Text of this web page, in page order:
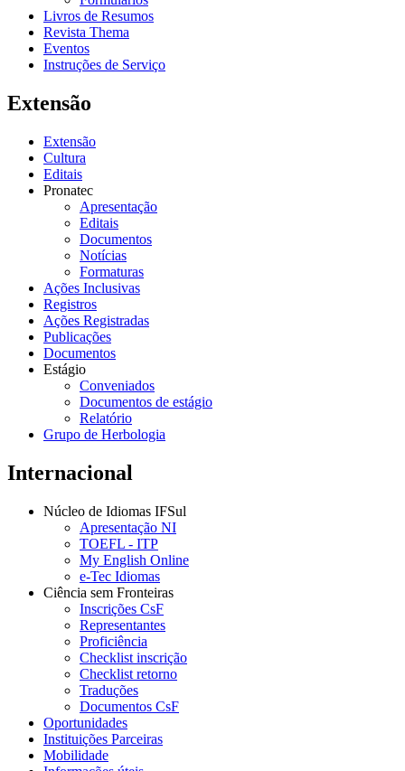
Livros de Resumos
Revista Thema
Eventos
Instruções de Serviço
Extensão
Extensão
Cultura
Editais
Pronatec
Apresentação
Editais
Documentos
Notícias
Formaturas
Ações Inclusivas
Registros
Ações Registradas
Publicações
Documentos
Estágio
Conveniados
Documentos de estágio
Relatório
Grupo de Herbologia
Internacional
Núcleo de Idiomas IFSul
Apresentação NI
TOEFL - ITP
My English Online
e-Tec Idiomas
Ciência sem Fronteiras
Inscrições CsF
Representantes
Proficiência
Checklist inscrição
Checklist retorno
Traduções
Documentos CsF
Oportunidades
Instituições Parceiras
Mobilidade